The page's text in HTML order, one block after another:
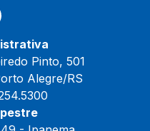
Pinto, 501
Alegre/RS